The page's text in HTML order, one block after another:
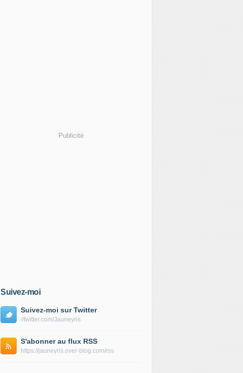
Publicité
Suivez-moi
Suivez-moi sur Twitter
//twitter.com/Jauneyris
S'abonner au flux RSS
https://jauneyris.over-blog.com/rss